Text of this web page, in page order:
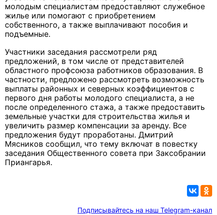
молодым специалистам предоставляют служебное
жилье или помогают с приобретением
собственного, а также выплачивают пособия и
подъемные.
Участники заседания рассмотрели ряд
предложений, в том числе от представителей
областного профсоюза работников образования. В
частности, предложено рассмотреть возможность
выплаты районных и северных коэффициентов с
первого дня работы молодого специалиста, а не
после определенного стажа, а также предоставить
земельные участки для строительства жилья и
увеличить размер компенсации за аренду. Все
предложения будут проработаны. Дмитрий
Мясников сообщил, что тему включат в повестку
заседания Общественного совета при Заксобрании
Приангарья.
Подписывайтесь на наш Telegram-канал